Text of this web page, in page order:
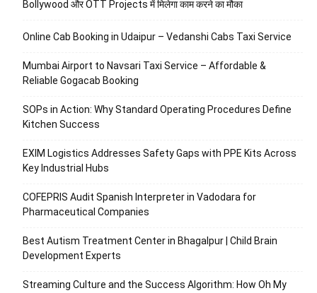
Bollywood और OTT Projects में मिलेगा काम करने का मौका
Online Cab Booking in Udaipur – Vedanshi Cabs Taxi Service
Mumbai Airport to Navsari Taxi Service – Affordable &
Reliable Gogacab Booking
SOPs in Action: Why Standard Operating Procedures Define
Kitchen Success
EXIM Logistics Addresses Safety Gaps with PPE Kits Across
Key Industrial Hubs
COFEPRIS Audit Spanish Interpreter in Vadodara for
Pharmaceutical Companies
Best Autism Treatment Center in Bhagalpur | Child Brain
Development Experts
Streaming Culture and the Success Algorithm: How Oh My